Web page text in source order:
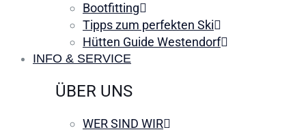
Bootfitting
Tipps zum perfekten Ski
Hütten Guide Westendorf
INFO & SERVICE
ÜBER UNS
WER SIND WIR